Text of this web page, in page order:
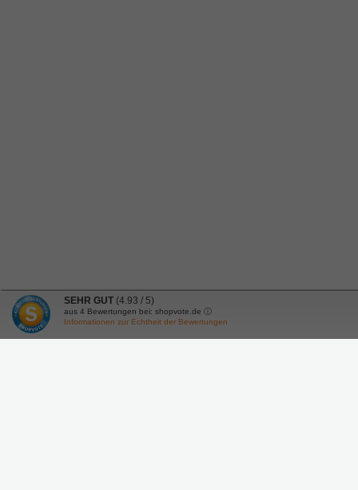
SEHR GUT (4.93 / 5)
aus 4 Bewertungen bei: shopvote.de ⓘ
Informationen zur Echtheit der Bewertungen